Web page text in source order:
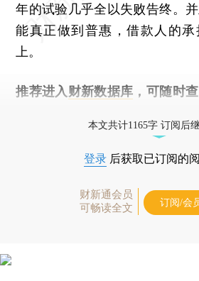
年的试验几乎全以失败告终。
能真正做到普惠，借款人的承
上。
推荐进入 财新数据库 ，可随时
本文共计1165字 订阅后
登录 后获取已订阅的
财新通会员
可畅读全文
订阅/会